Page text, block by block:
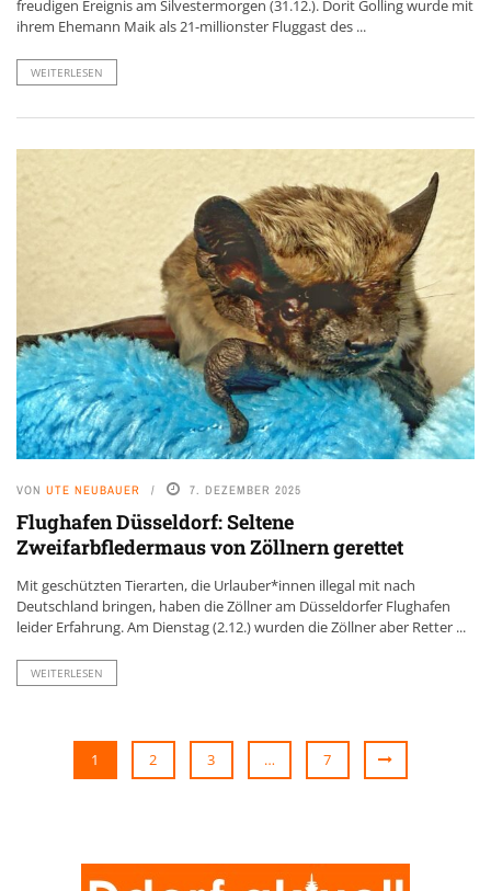
freudigen Ereignis am Silvestermorgen (31.12.). Dorit Golling wurde mit
ihrem Ehemann Maik als 21-millionster Fluggast des ...
WEITERLESEN
VON UTE NEUBAUER 7. DEZEMBER 2025
Flughafen Düsseldorf: Seltene
Zweifarbfledermaus von Zöllnern gerettet
Mit geschützten Tierarten, die Urlauber*innen illegal mit nach
Deutschland bringen, haben die Zöllner am Düsseldorfer Flughafen
leider Erfahrung. Am Dienstag (2.12.) wurden die Zöllner aber Retter ...
WEITERLESEN
1 2 3 … 7